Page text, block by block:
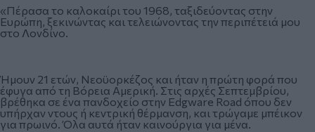
«Πέρασα το καλοκαίρι του 1968, ταξιδεύοντας στην
Ευρώπη, ξεκινώντας και τελειώνοντας την περιπέτειά μου
στο Λονδίνο.
Ήμουν 21 ετών, Νεοϋορκέζος και ήταν η πρώτη φορά που
έφυγα από τη Βόρεια Αμερική. Στις αρχές Σεπτεμβρίου,
βρέθηκα σε ένα πανδοχείο στην Edgware Road όπου δεν
υπήρχαν ντους ή κεντρική θέρμανση, και τρώγαμε μπέικον
για πρωινό. Όλα αυτά ήταν καινούργια για μένα.